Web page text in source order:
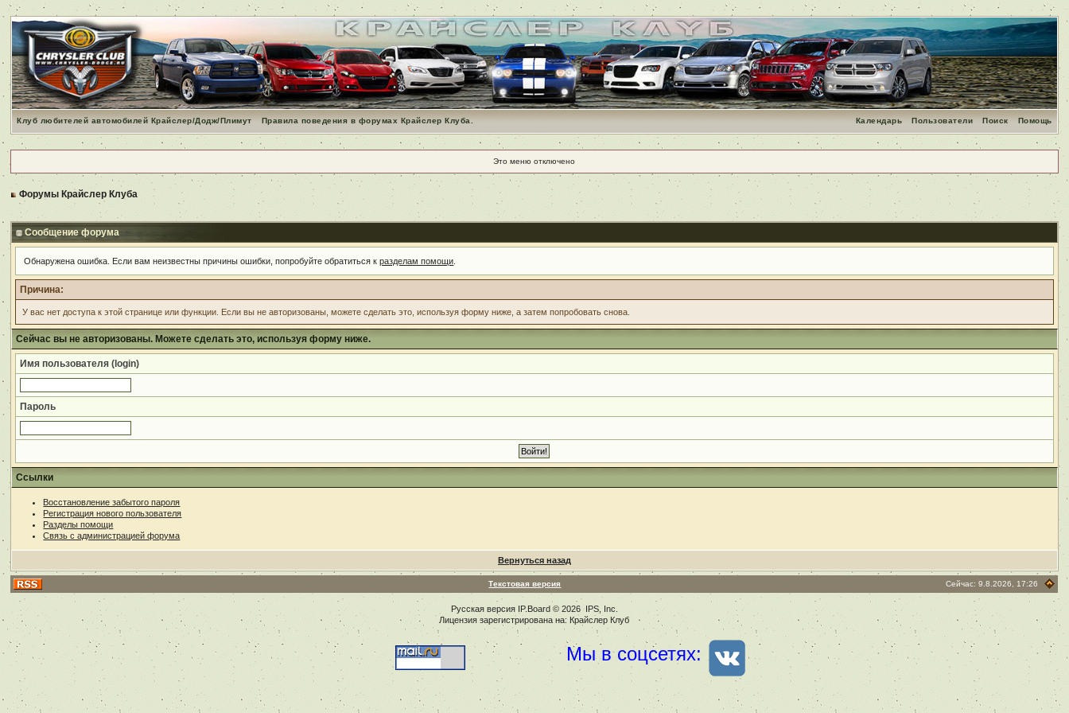
Клуб любителей автомобилей Крайслер/Додж/Плимут Правила поведения в форумах Крайслер Клуба. Помощь
Поиск
Пользователи
Календарь
Это меню отключено
Форумы Крайслер Клуба
Сообщение форума
Обнаружена ошибка. Если вам неизвестны причины ошибки, попробуйте обратиться кразделам помощи
Причина:
У вас нет доступа к этой странице или функции. Если вы не авторизованы, можете сделать это, используя форму ниже, а затем попробовать снова.
Сейчас вы не авторизованы. Можете сделать это, используя форму ниже.
Имя пользователя (login)
Пароль
Ссылки
Восстановление забытого пароля
Регистрация нового пользователя
Разделы помощи
Связь с администрацией форума
Вернуться назад
Текстовая версия Сейчас: 9.8.2026, 17:26
Русская версия IP.Board© 2026IPS, Inc
Лицензия зарегистрирована на: Крайслер Клуб
Мы в соцсетях: